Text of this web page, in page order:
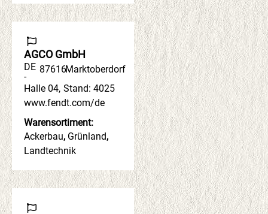
AGCO GmbH
DE
-
87616Marktoberdorf
Halle 04, Stand: 4025
www.fendt.com/de
Warensortiment:
Ackerbau, Grünland,
Landtechnik